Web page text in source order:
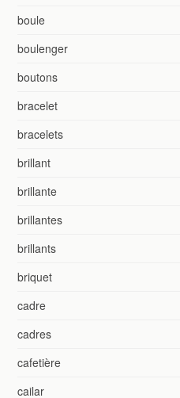
boule
boulenger
boutons
bracelet
bracelets
brillant
brillante
brillantes
brillants
briquet
cadre
cadres
cafetière
cailar